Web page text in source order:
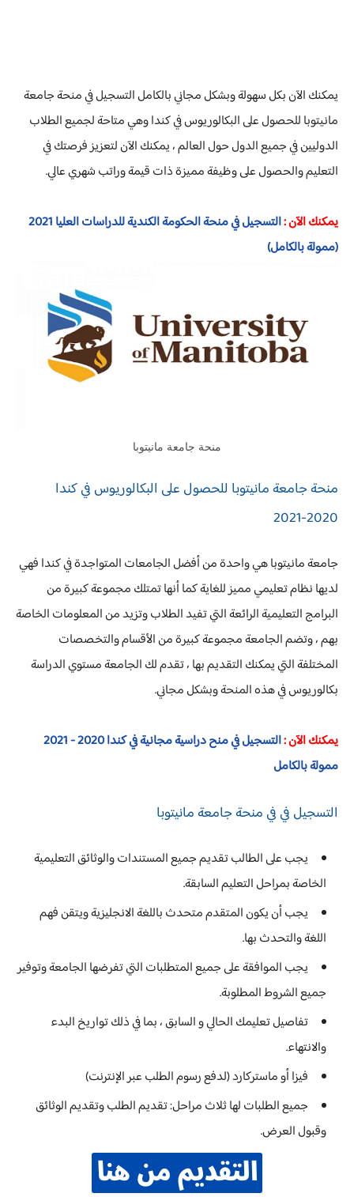
يمكنك الآن بكل سهولة وبشكل مجاني بالكامل التسجيل في منحة جامعة
مانيتوبا للحصول على البكالوريوس في كندا وهي متاحة لجميع الطلاب
الدوليين في جميع الدول حول العالم ، يمكنك الآن لتعزيز فرصتك في
التعليم والحصول على وظيفة مميزة ذات قيمة وراتب شهري عالي.
يمكنك الآن :
التسجيل في منحة الحكومة الكندية للدراسات العليا 2021
(ممولة بالكامل)
منحة جامعة مانيتوبا
منحة جامعة مانيتوبا للحصول على البكالوريوس في كندا
2020-2021
جامعة مانيتوبا هي واحدة من أفضل الجامعات المتواجدة في كندا فهي
لديها نظام تعليمي مميز للغاية كما أنها تمتلك مجموعة كبيرة من
البرامج التعليمية الرائعة التي تفيد الطلاب وتزيد من المعلومات الخاصة
بهم ، وتضم الجامعة مجموعة كبيرة من الأقسام والتخصصات
المختلفة التي يمكنك التقديم بها ، تقدم لك الجامعة مستوي الدراسة
بكالوريوس في هذه المنحة وبشكل مجاني.
يمكنك الآن :
التسجيل في منح دراسية مجانية في كندا 2020 - 2021
ممولة بالكامل
التسجيل في في منحة جامعة مانيتوبا
يجب على الطالب تقديم جميع المستندات والوثائق التعليمية
الخاصة بمراحل التعليم السابقة.
يجب أن يكون المتقدم متحدث باللغة الانجليزية ويتقن فهم
اللغة والتحدث بها.
يجب الموافقة على جميع المتطلبات التي تفرضها الجامعة وتوفير
جميع الشروط المطلوبة.
تفاصيل تعليمك الحالي و السابق ، بما في ذلك تواريخ البدء
والانتهاء.
فيزا أو ماستركارد (لدفع رسوم الطلب عبر الإنترنت)
جميع الطلبات لها ثلاث مراحل: تقديم الطلب وتقديم الوثائق
وقبول العرض.